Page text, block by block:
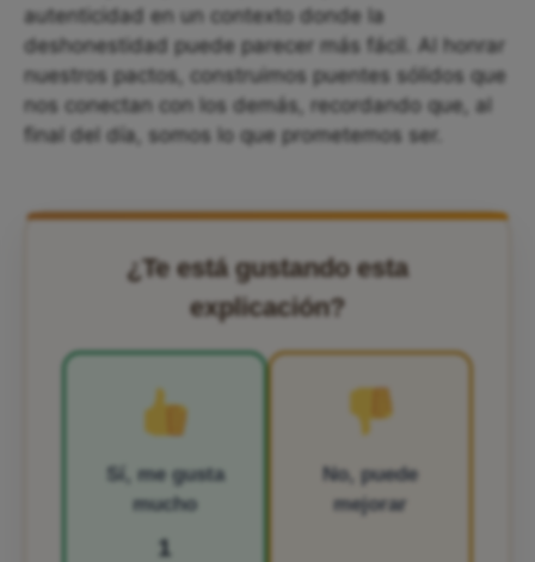
autenticidad en un contexto donde la
deshonestidad puede parecer más fácil. Al honrar
nuestros pactos, construimos puentes sólidos que
nos conectan con los demás, recordando que, al
final del día, somos lo que prometemos ser.
¿Te está gustando esta
explicación?
Sí, me gusta
mucho
1
No, puede
mejorar